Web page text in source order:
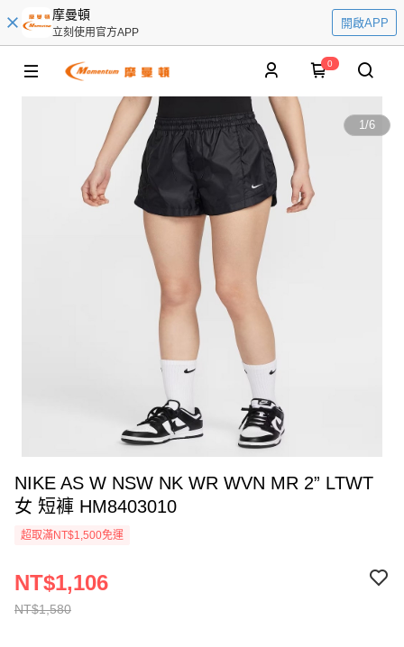
摩曼頓
立刻使用官方APP
開啟APP
0
1/6
NIKE AS W NSW NK WR WVN MR 2” LTWT
女 短褲 HM8403010
超取滿NT$1,500免運
NT$1,580
NT$1,106